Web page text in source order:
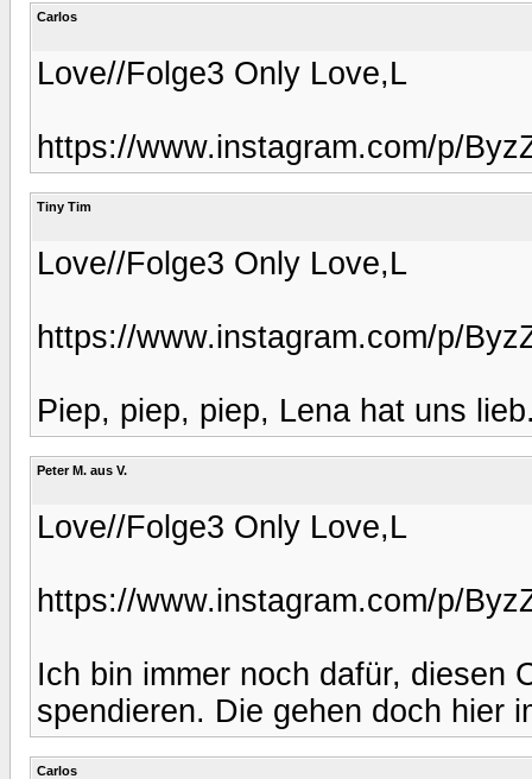
Carlos
Love//Folge3 Only Love,L
https://www.instagram.com/p/
Tiny Tim
Love//Folge3 Only Love,L
https://www.instagram.com/p/
Piep, piep, piep, Lena hat uns
Peter M. aus V.
Love//Folge3 Only Love,L
https://www.instagram.com/p/
Ich bin immer noch dafür, diesen
spendieren. Die gehen doch hier
Carlos